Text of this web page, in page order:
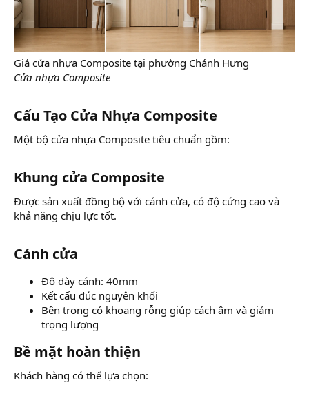
Giá cửa nhựa Composite tại phường Chánh Hưng
Cửa nhựa Composite
Cấu Tạo Cửa Nhựa Composite​
Một bộ cửa nhựa Composite tiêu chuẩn gồm:
Khung cửa Composite​
Được sản xuất đồng bộ với cánh cửa, có độ cứng cao và
khả năng chịu lực tốt.
Cánh cửa​
Độ dày cánh: 40mm
Kết cấu đúc nguyên khối
Bên trong có khoang rỗng giúp cách âm và giảm
trọng lượng
Bề mặt hoàn thiện​
Khách hàng có thể lựa chọn: